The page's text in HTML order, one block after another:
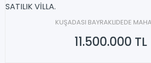
SATILIK VİLLA.
KUŞADASI BAYRAKLIDEDE
11.500.000 TL